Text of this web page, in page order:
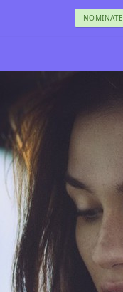
NOMINATE